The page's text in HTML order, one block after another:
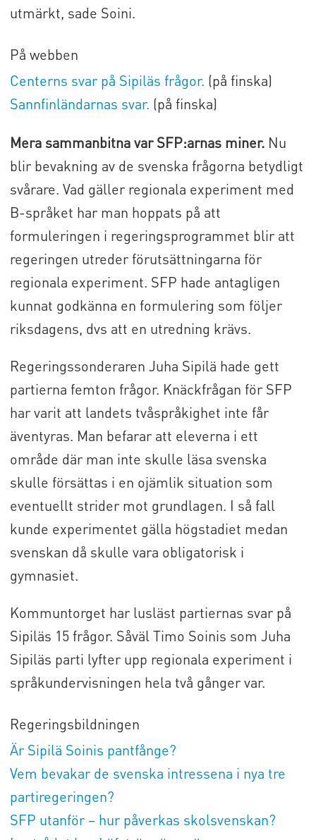
utmärkt, sade Soini.
På webben
Centerns svar på Sipiläs frågor. (på finska)
Sannfinländarnas svar. (på finska)
Mera sammanbitna var SFP:arnas miner.Nu
blir bevakning av de svenska frågorna betydligt
svårare. Vad gäller regionala experiment med
B-språket har man hoppats på att
formuleringen i regeringsprogrammet blir att
regeringen utreder förutsättningarna för
regionala experiment. SFP hade antagligen
kunnat godkänna en formulering som följer
riksdagens, dvs att en utredning krävs.
Regeringssonderaren Juha Sipilä hade gett
partierna femton frågor. Knäckfrågan för SFP
har varit att landets tvåspråkighet inte får
äventyras. Man befarar att eleverna i ett
område där man inte skulle läsa svenska
skulle försättas i en ojämlik situation som
eventuellt strider mot grundlagen. I så fall
kunde experimentet gälla högstadiet medan
svenskan då skulle vara obligatorisk i
gymnasiet.
Kommuntorget har lusläst partiernas svar på
Sipiläs 15 frågor. Såväl Timo Soinis som Juha
Sipiläs parti lyfter upp regionala experiment i
språkundervisningen hela två gånger var.
Regeringsbildningen
Är Sipilä Soinis pantfånge?
Vem bevakar de svenska intressena i nya tre
partiregeringen?
SFP utanför – hur påverkas skolsvenskan?